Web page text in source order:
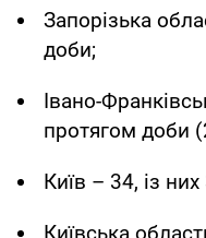
Запорізька
доби;
Івано-
протягом доби
Київ – 34, із